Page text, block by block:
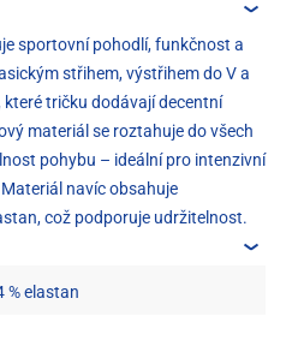
sportovní pohodlí, funkčnost a
střihem, výstřihem do V a
které tričku dodávají decentní
materiál se roztahuje do všech
pohybu – ideální pro intenzivní
navíc obsahuje
což podporuje udržitelnost.
% elastan